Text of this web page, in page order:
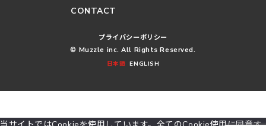
CONTACT
プライバシーポリシー
© Muzzle inc. All Rights Reserved.
ENGLISH
日本語